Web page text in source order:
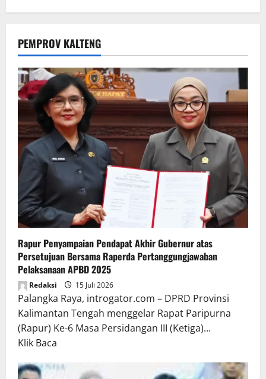
PEMPROV KALTENG
Rapur Penyampaian Pendapat Akhir Gubernur atas
Persetujuan Bersama Raperda Pertanggungjawaban
Pelaksanaan APBD 2025
Redaksi 15 Juli 2026
Palangka Raya, introgator.com – DPRD Provinsi
Kalimantan Tengah menggelar Rapat Paripurna
(Rapur) Ke-6 Masa Persidangan III (Ketiga)...
Klik Baca
about